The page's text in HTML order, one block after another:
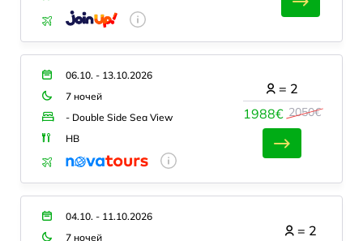
06.10. - 13.10.2026
7 ночей
- Double Side Sea View
HB
1988€ 2050€
= 2
04.10. - 11.10.2026
7 ночей
= 2